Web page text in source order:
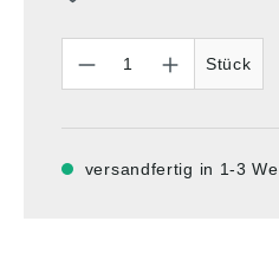
Stück
versandfertig in 1-3